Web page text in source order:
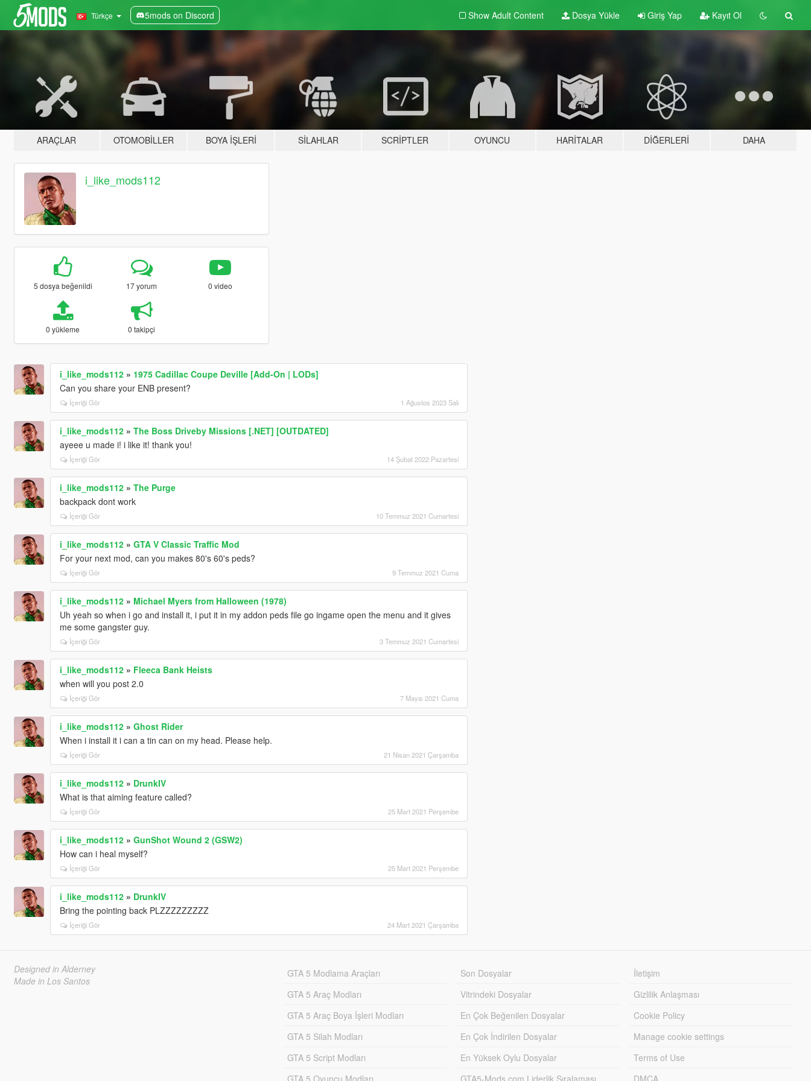
Türkçe 5mods on Discord Show Adult Content Dosya Yükle Giriş Yap Kayıt Ol
ARAÇLAR OTOMOBILLER BOYA İŞLERI SILAHLAR SCRIPTLER OYUNCU HARITALAR DIĞERLERI DAHA
i_like_mods112
5 dosya beğenildi 17 yorum 0 video
0 yükleme 0 takipçi
i_like_mods112» 1975 Cadillac Coupe Deville [Add-On | LODs]
Can you share your ENB present?
İçeriği Gör 1 Ağustos 2023 Salı
i_like_mods112» The Boss Driveby Missions [.NET] [OUTDATED]
ayeee u made i! i like it! thank you!
İçeriği Gör 14 Şubat 2022 Pazartesi
i_like_mods112» The Purge
backpack dont work
İçeriği Gör 10 Temmuz 2021 Cumartesi
i_like_mods112» GTA V Classic Traffic Mod
For your next mod, can you makes 80's 60's peds?
İçeriği Gör 9 Temmuz 2021 Cuma
i_like_mods112» Michael Myers from Halloween (1978)
Uh yeah so when i go and install it, i put it in my addon peds file go ingame open the menu and it gives
me some gangster guy.
İçeriği Gör 3 Temmuz 2021 Cumartesi
i_like_mods112» Fleeca Bank Heists
when will you post 2.0
İçeriği Gör 7 Mayıs 2021 Cuma
i_like_mods112» Ghost Rider
When i install it i can a tin can on my head. Please help.
İçeriği Gör 21 Nisan 2021 Çarşamba
i_like_mods112» DrunkIV
What is that aiming feature called?
İçeriği Gör 25 Mart 2021 Perşembe
i_like_mods112» GunShot Wound 2 (GSW2)
How can i heal myself?
İçeriği Gör 25 Mart 2021 Perşembe
i_like_mods112» DrunkIV
Bring the pointing back PLZZZZZZZZZ
İçeriği Gör 24 Mart 2021 Çarşamba
Designed in Alderney
Made in Los Santos
GTA 5 Modlama Araçları
GTA 5 Araç Modları
GTA 5 Araç Boya İşleri Modları
GTA 5 Silah Modları
GTA 5 Script Modları
GTA 5 Oyuncu Modları
Son Dosyalar
Vitrindeki Dosyalar
En Çok Beğenilen Dosyalar
En Çok İndirilen Dosyalar
En Yüksek Oylu Dosyalar
GTA5-Mods.com Liderlik Sıralaması
İletişim
Gizlilik Anlaşması
Cookie Policy
Manage cookie settings
Terms of Use
DMCA